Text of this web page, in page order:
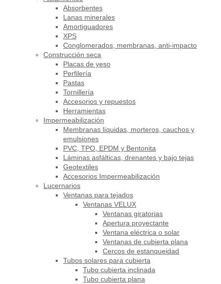
Absorbentes
Lanas minerales
Amortiguadores
XPS
Conglomerados, membranas, anti-impacto
Construcción seca
Placas de yeso
Perfilería
Pastas
Tornillería
Accesorios y repuestos
Herramientas
Impermeabilización
Membranas líquidas, morteros, cauchos y
emulsiones
PVC, TPO, EPDM y Bentonita
Láminas asfálticas, drenantes y bajo tejas
Geotextiles
Accesorios Impermeabilización
Lucernarios
Ventanas para tejados
Ventanas VELUX
Ventanas giratorias
Apertura proyectante
Ventana eléctrica o solar
Ventanas de cubierta plana
Cercos de estanqueidad
Tubos solares para cubierta
Tubo cubierta inclinada
Tubo cubierta plana